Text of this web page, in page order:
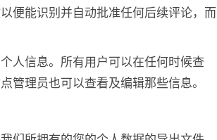
便能识别并自动批准任何后续评论，而
人信息。所有用户可以在任何时候查
管理员也可以查看及编辑那些信息。